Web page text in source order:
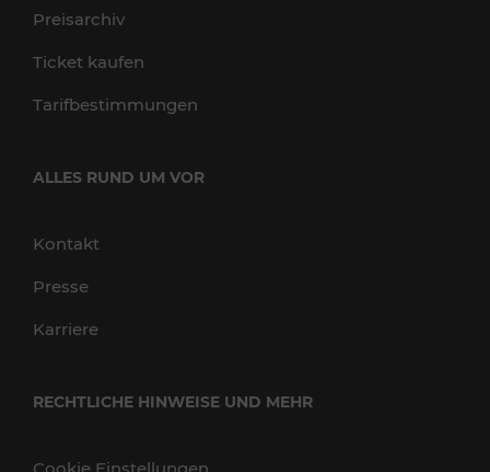
Preisarchiv
Ticket kaufen
Tarifbestimmungen
ALLES RUND UM VOR
Kontakt
Presse
Karriere
RECHTLICHE HINWEISE UND MEHR